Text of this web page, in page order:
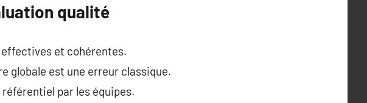
qualité
et cohérentes.
globale est une erreur classique.
par les équipes.